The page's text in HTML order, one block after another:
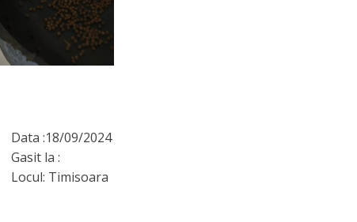
Data :18/09/2024
Gasit la :
Locul: Timisoara